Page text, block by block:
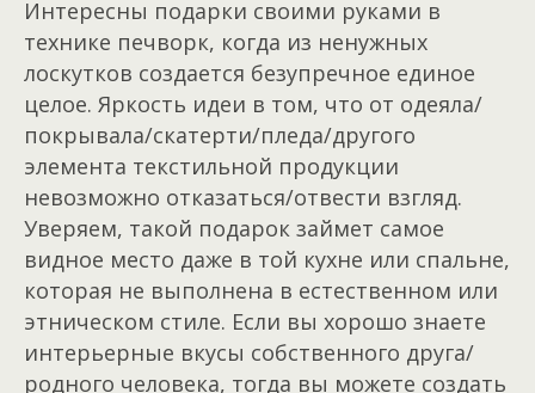
Интересны подарки своими руками в
технике печворк, когда из ненужных
лоскутков создается безупречное единое
целое. Яркость идеи в том, что от одеяла/
покрывала/скатерти/пледа/другого
элемента текстильной продукции
невозможно отказаться/отвести взгляд.
Уверяем, такой подарок займет самое
видное место даже в той кухне или спальне,
которая не выполнена в естественном или
этническом стиле. Если вы хорошо знаете
интерьерные вкусы собственного друга/
родного человека, тогда вы можете создать